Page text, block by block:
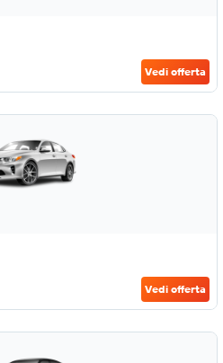
Vedi offerta
Vedi offerta